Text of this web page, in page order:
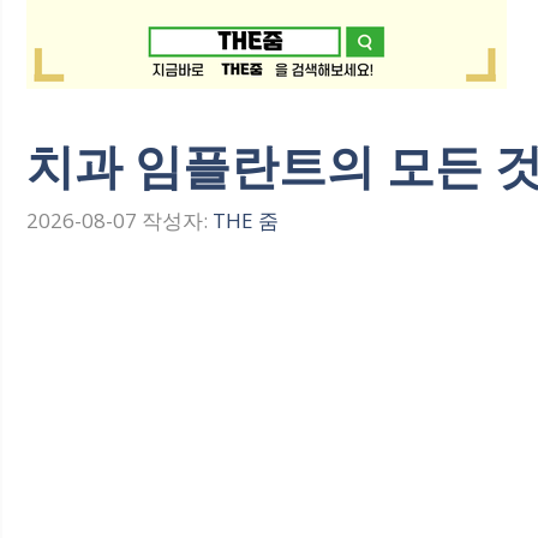
치과 임플란트의 모든
2026-08-07 작성자: THE 줌